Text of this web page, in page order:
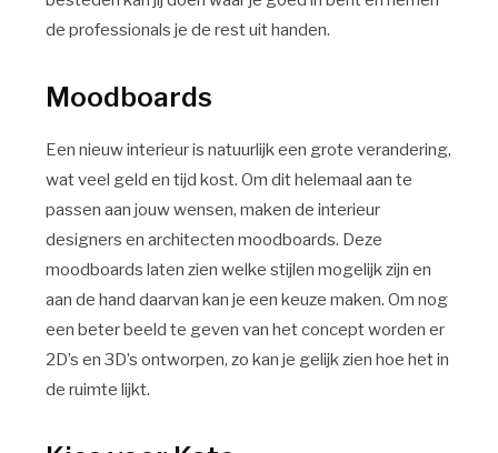
de professionals je de rest uit handen.
Moodboards
Een nieuw interieur is natuurlijk een grote verandering,
wat veel geld en tijd kost. Om dit helemaal aan te
passen aan jouw wensen, maken de interieur
designers en architecten moodboards. Deze
moodboards laten zien welke stijlen mogelijk zijn en
aan de hand daarvan kan je een keuze maken. Om nog
een beter beeld te geven van het concept worden er
2D’s en 3D’s ontworpen, zo kan je gelijk zien hoe het in
de ruimte lijkt.